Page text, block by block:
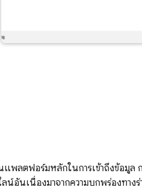
ลตฟอร์มหลักในการเข้าถึงข้อมูล
น์อันเนื่องมาจากความบกพร่องทาง